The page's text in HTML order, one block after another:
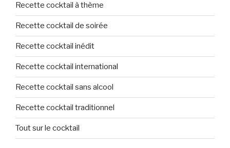
Recette cocktail à thème
Recette cocktail de soirée
Recette cocktail inédit
Recette cocktail international
Recette cocktail sans alcool
Recette cocktail traditionnel
Tout sur le cocktail